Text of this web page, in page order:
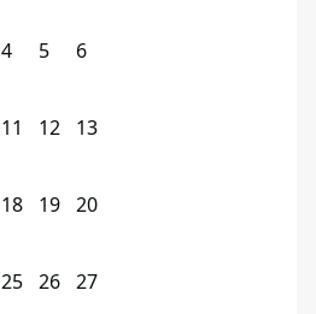
4 5 6
11 12 13
18 19 20
25 26 27